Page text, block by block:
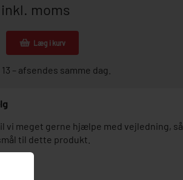
moms
Læg i kurv
– afsendes samme dag.
vi meget gerne hjælpe med vejledning, så
til dette produkt.